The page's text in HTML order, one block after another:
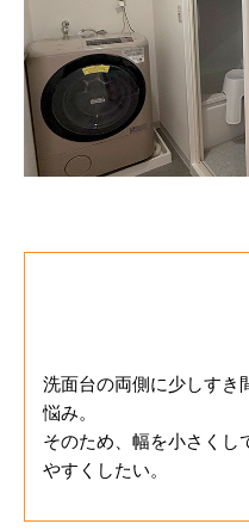
洗面台の両側に少しすき
悩み。
そのため、幅を小さくし
やすくしたい。